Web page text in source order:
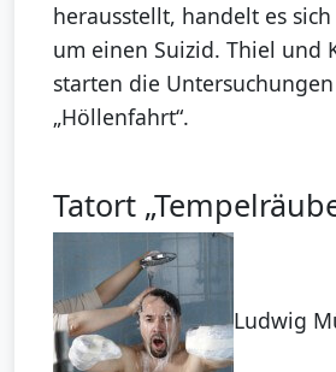
herausstellt, handelt es
um einen Suizid. Thiel und
starten die
„Höllenfahrt“.
Tatort
Ludwig